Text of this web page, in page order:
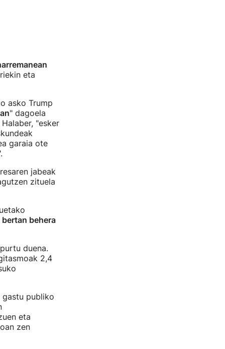
eta
asko Trump
" dagoela
"esker
garaia ote
jabeak
zituela
behera
duena.
2,4
publiko
eta
zen